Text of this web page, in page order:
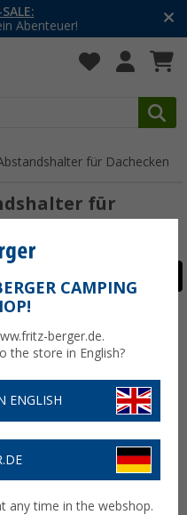
und Schuhe
20SSV
für Dachecken
für
CAMPING
berger.de.
the store in English?
ENGLISH
any time in the webshop.